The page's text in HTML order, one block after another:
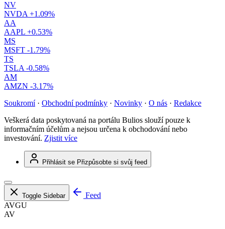
NV
NVDA +1.09%
AA
AAPL +0.53%
MS
MSFT -1.79%
TS
TSLA -0.58%
AM
AMZN -3.17%
Soukromí · Obchodní podmínky · Novinky · O nás · Redakce
Veškerá data poskytovaná na portálu Bulios slouží pouze k
informačním účelům a nejsou určena k obchodování nebo
investování. Zjistit více
Přihlásit se Přizpůsobte si svůj feed
Toggle Sidebar
Feed
AVGU
AV